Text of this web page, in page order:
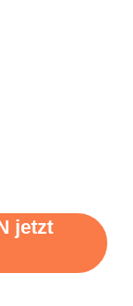
jetzt